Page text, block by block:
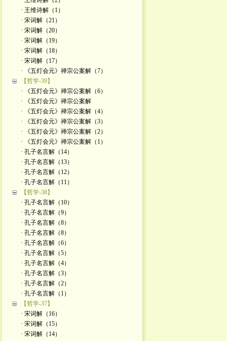
· 王维诗解（1）
· 宋词解（21）
· 宋词解（20）
· 宋词解（19）
· 宋词解（18）
· 宋词解（17）
· 《五灯会元》禅宗公案解（7）
【哲学-39】
· 《五灯会元》禅宗公案解（6）
· 《五灯会元》禅宗公案解
· 《五灯会元》禅宗公案解（4）
· 《五灯会元》禅宗公案解（3）
· 《五灯会元》禅宗公案解（2）
· 《五灯会元》禅宗公案解（1）
· 孔子名言解（14）
· 孔子名言解（13）
· 孔子名言解（12）
· 孔子名言解（11）
【哲学-38】
· 孔子名言解（10）
· 孔子名言解（9）
· 孔子名言解（8）
· 孔子名言解（8）
· 孔子名言解（6）
· 孔子名言解（5）
· 孔子名言解（4）
· 孔子名言解（3）
· 孔子名言解（2）
· 孔子名言解（1）
【哲学-37】
· 宋词解（16）
· 宋词解（15）
· 宋词解（14）